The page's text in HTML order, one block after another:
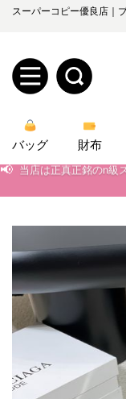
スーパーコピー優良店｜
規
ザ
ー
登
ロ
ン
オ
ー
ら
yoyocopys@gmail.com
バッグ 財布
📢 当店は正真正銘のn級
📢 2026春の新作続々更
当店は正真正銘のn
📢 2026春の新作続々更
新作入荷！ルイ・ヴ